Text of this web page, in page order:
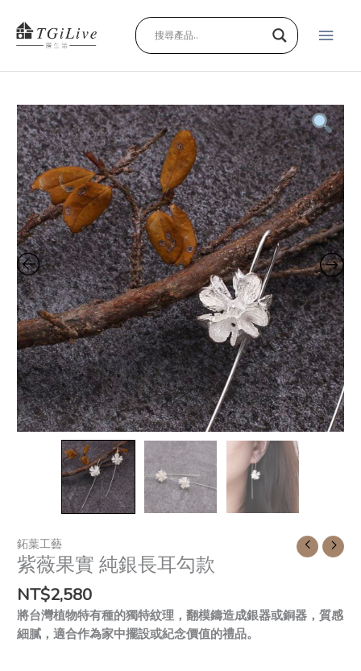
content
Main
鉐葉工藝
紫薇果實 純銀長耳勾款
NT$2,580
將台灣植物特有種的獨特紋理，翻模鑄造成銀器或銅器，質感
細膩，適合作為家中擺設或紀念價值的禮品。
紫
薇
果
實
純
銀
長
耳
勾
款
quantity